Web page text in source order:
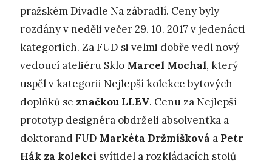
pražském Divadle Na zábradlí. Ceny byly
rozdány v neděli večer 29. 10. 2017 v jedenácti
kategoriích. Za FUD si velmi dobře vedl nový
vedoucí ateliéru Sklo Marcel Mochal, který
uspěl v kategorii Nejlepší kolekce bytových
doplňků se značkou LLEV. Cenu za Nejlepší
prototyp designéra obdrželi absolventka a
doktorand FUD Markéta Držmíšková a Petr
Hák za kolekci svítidel a rozkládacích stolů